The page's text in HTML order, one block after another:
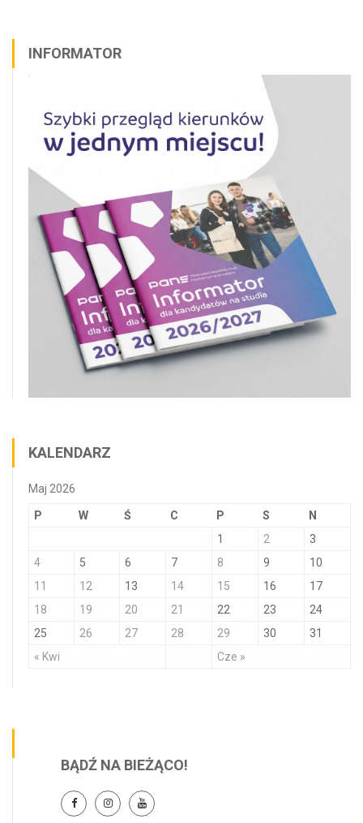
INFORMATOR
KALENDARZ
Maj 2026
P W Ś C P S N
« Kwi Cze »
1 2
3
4
5 6 7 8 9
10
11
12 13 14 15 16
17
18
19 20 21 22 23
24
25
26 27 28 29 30 31
BĄDŹ NA BIEŻĄCO!